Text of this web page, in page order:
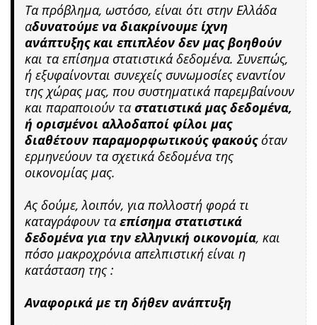
Τα πρόβλημα, ωστόσο, είναι ότι στην Ελλάδα
αδυνατούμε να διακρίνουμε ίχνη
ανάπτυξης και επιπλέον δεν μας βοηθούν
και τα επίσημα στατιστικά δεδομένα. Συνεπώς,
ή εξυφαίνονται συνεχείς συνωμοσίες εναντίον
της χώρας μας, που συστηματικά παρεμβαίνουν
και παραποιούν τα στατιστικά μας δεδομένα,
ή ορισμένοι αλλοδαποί φίλοι μας
διαθέτουν παραμορφωτικούς φακούςόταν
ερμηνεύουν τα σχετικά δεδομένα της
οικονομίας μας.
Ας δούμε, λοιπόν, για πολλοστή φορά τι
καταγράφουν τα επίσημα στατιστικά
δεδομένα για την ελληνική οικονομία, και
πόσο μακροχρόνια απελπιστική είναι η
κατάσταση της :
Αναφορικά με τη δήθεν ανάπτυξη